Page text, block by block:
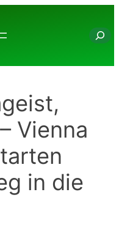
Vienna
in die